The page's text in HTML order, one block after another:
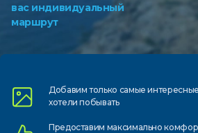
вас индивидуальный
маршрут
Добавим только самые
хотели побывать
Предоставим максимально